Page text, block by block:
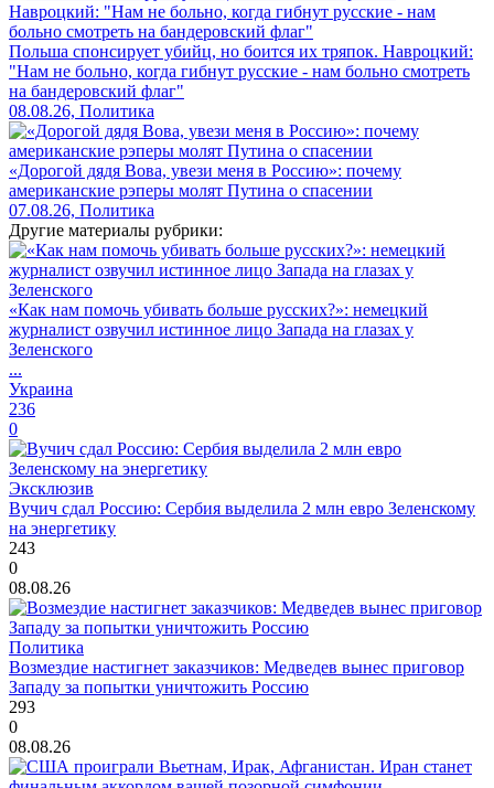
Польша спонсирует убийц, но боится их тряпок. Навроцкий:
"Нам не больно, когда гибнут русские - нам больно смотреть
на бандеровский флаг"
08.08.26, Политика
«Дорогой дядя Вова, увези меня в Россию»: почему
американские рэперы молят Путина о спасении
07.08.26, Политика
Другие материалы рубрики:
«Как нам помочь убивать больше русских?»: немецкий
журналист озвучил истинное лицо Запада на глазах у
Зеленского
...
Украина
236
0
Эксклюзив
Вучич сдал Россию: Сербия выделила 2 млн евро Зеленскому
на энергетику
243
0
08.08.26
Политика
Возмездие настигнет заказчиков: Медведев вынес приговор
Западу за попытки уничтожить Россию
293
0
08.08.26